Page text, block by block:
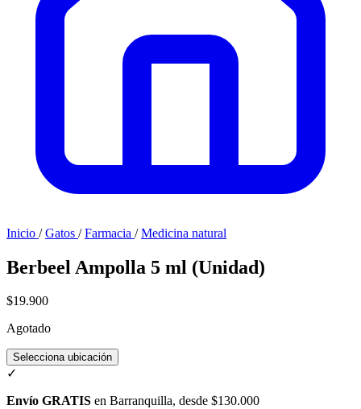
Inicio / Gatos / Farmacia / Medicina natural
Berbeel Ampolla 5 ml (Unidad)
$19.900
Agotado
Selecciona ubicación
✓
Envío GRATIS en Barranquilla, desde $130.000